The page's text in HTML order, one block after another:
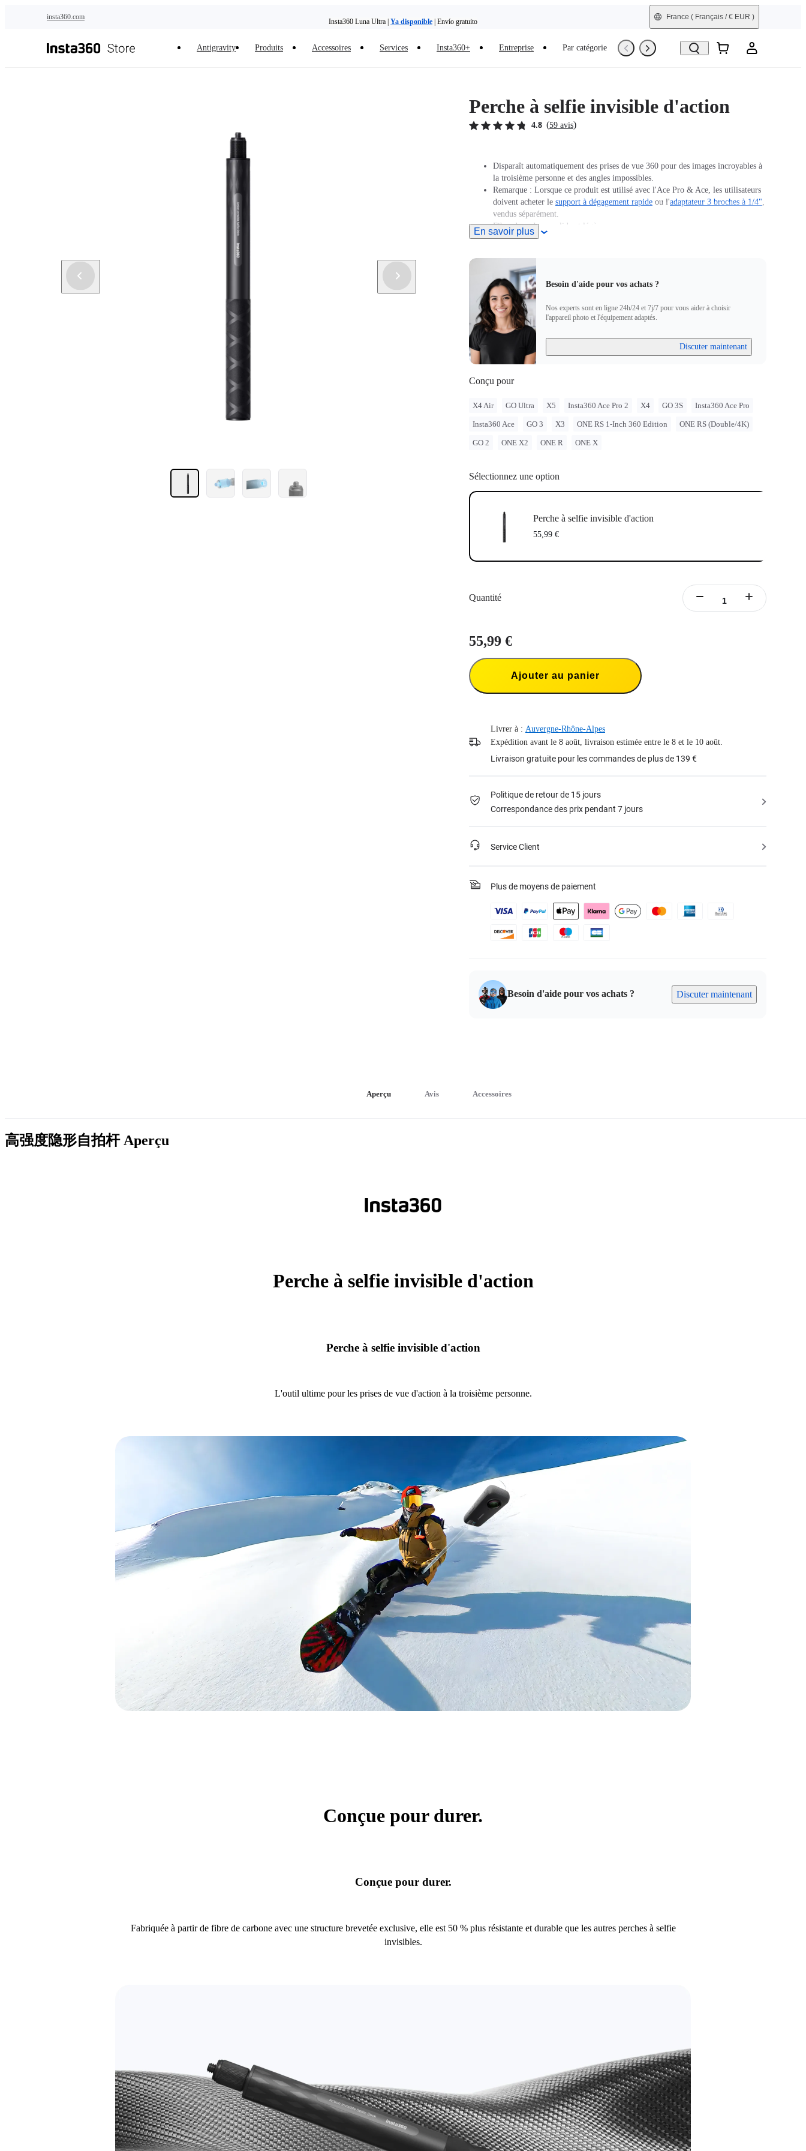
insta360.com
Insta360 Luna Ultra | Ya disponible | Envío gratuito
France ( Français / € EUR )
Antigravity Produits Accessoires Services Insta360+ Entreprise Par catégorie Trade-In Reconditionné
Perche à selfie invisible d'action
4.8 (59 avis)
Disparaît automatiquement des prises de vue 360 pour des images incroyables à
la troisième personne et des angles impossibles.
Remarque : Lorsque ce produit est utilisé avec l'Ace Pro & Ace, les utilisateurs
doivent acheter le support à dégagement rapide ou l'adaptateur 3 broches à 1/4",
vendus séparément.
Fibre de carbone solide et légère.
Conception ultra-durable pour les sports et actions de haute intensité.
En savoir plus
Besoin d'aide pour vos achats ?
Nos experts sont en ligne 24h/24 et 7j/7 pour vous aider à choisir
l'appareil photo et l'équipement adaptés.
Discuter maintenant
Conçu pour
X4 Air GO Ultra X5 Insta360 Ace Pro 2 X4 GO 3S Insta360 Ace Pro
Insta360 Ace GO 3 X3 ONE RS 1-Inch 360 Edition ONE RS (Double/4K)
GO 2 ONE X2 ONE R ONE X
Sélectionnez une option
Perche à selfie invisible d'action
55,99 €
Quantité
55,99 €
Ajouter au panier
Livrer à : Auvergne-Rhône-Alpes
Expédition avant le 8 août, livraison estimée entre le 8 et le 10 août.
Livraison gratuite pour les commandes de plus de 139 €
Politique de retour de 15 jours
Correspondance des prix pendant 7 jours
Service Client
Plus de moyens de paiement
Besoin d'aide pour vos achats ? Discuter maintenant
Aperçu Avis Accessoires
高强度隐形自拍杆 Aperçu
Perche à selfie invisible d'action
Perche à selfie invisible d'action
L'outil ultime pour les prises de vue d'action à la troisième personne.
Conçue pour durer.
Conçue pour durer.
Fabriquée à partir de fibre de carbone avec une structure brevetée exclusive, elle est 50 % plus résistante et durable que les autres perches à selfie
invisibles.